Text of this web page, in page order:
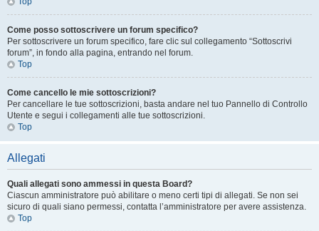
Come posso sottoscrivere un forum specifico?
Per sottoscrivere un forum specifico, fare clic sul collegamento “Sottoscrivi
forum”, in fondo alla pagina, entrando nel forum.
Top
Come cancello le mie sottoscrizioni?
Per cancellare le tue sottoscrizioni, basta andare nel tuo Pannello di Controllo
Utente e segui i collegamenti alle tue sottoscrizioni.
Top
Allegati
Quali allegati sono ammessi in questa Board?
Ciascun amministratore può abilitare o meno certi tipi di allegati. Se non sei
sicuro di quali siano permessi, contatta l’amministratore per avere assistenza.
Top